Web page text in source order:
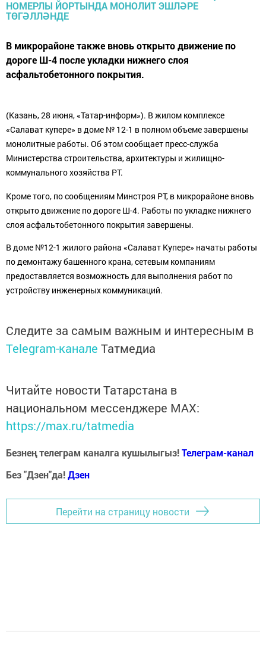
В микрорайоне также вновь открыто движение по
дороге Ш-4 после укладки нижнего слоя
асфальтобетонного покрытия.
(Казань, 28 июня, «Татар-информ»). В жилом комплексе
«Салават купере» в доме № 12-1 в полном объеме завершены
монолитные работы. Об этом сообщает пресс-служба
Министерства строительства, архитектуры и жилищно-
коммунального хозяйства РТ.
Кроме того, по сообщениям Минстроя РТ, в микрорайоне вновь
открыто движение по дороге Ш-4. Работы по укладке нижнего
слоя асфальтобетонного покрытия завершены.
В доме №12-1 жилого района «Салават Купере» начаты работы
по демонтажу башенного крана, сетевым компаниям
предоставляется возможность для выполнения работ по
устройству инженерных коммуникаций.
Следите за самым важным и интересным в
Telegram-канале Татмедиа
Читайте новости Татарстана в
национальном мессенджере MАХ:
https://max.ru/tatmedia
Безнең телеграм каналга кушылыгыз!Телеграм-канал
Без "Дзен"да!Дзен
Перейти на страницу новости